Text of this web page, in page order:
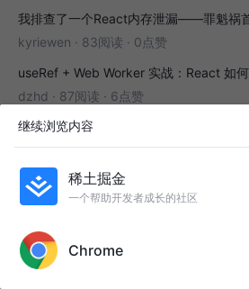
113
kyriewen · 83阅读 · 0点赞
useRef + Web Worker 实战：React 如
dzhd · 87阅读 · 6点赞
OpenTiny社区·100阅读·2点赞
useRef + Web Worker：React 中的耗时
嘟嘟0717
136阅读·9点赞
为你推荐
继续浏览内容
稀土掘金
一个帮助开发者成长的社区
Chrome